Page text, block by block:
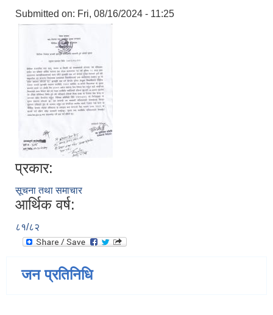
Submitted on: Fri, 08/16/2024 - 11:25
प्रकार:
सूचना तथा समाचार
आर्थिक वर्ष:
८१/८२
जन प्रतिनिधि